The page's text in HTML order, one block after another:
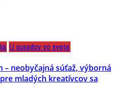
U susedov vo svete
– neobyčajná súťaž, výborná
mladých kreatívcov sa